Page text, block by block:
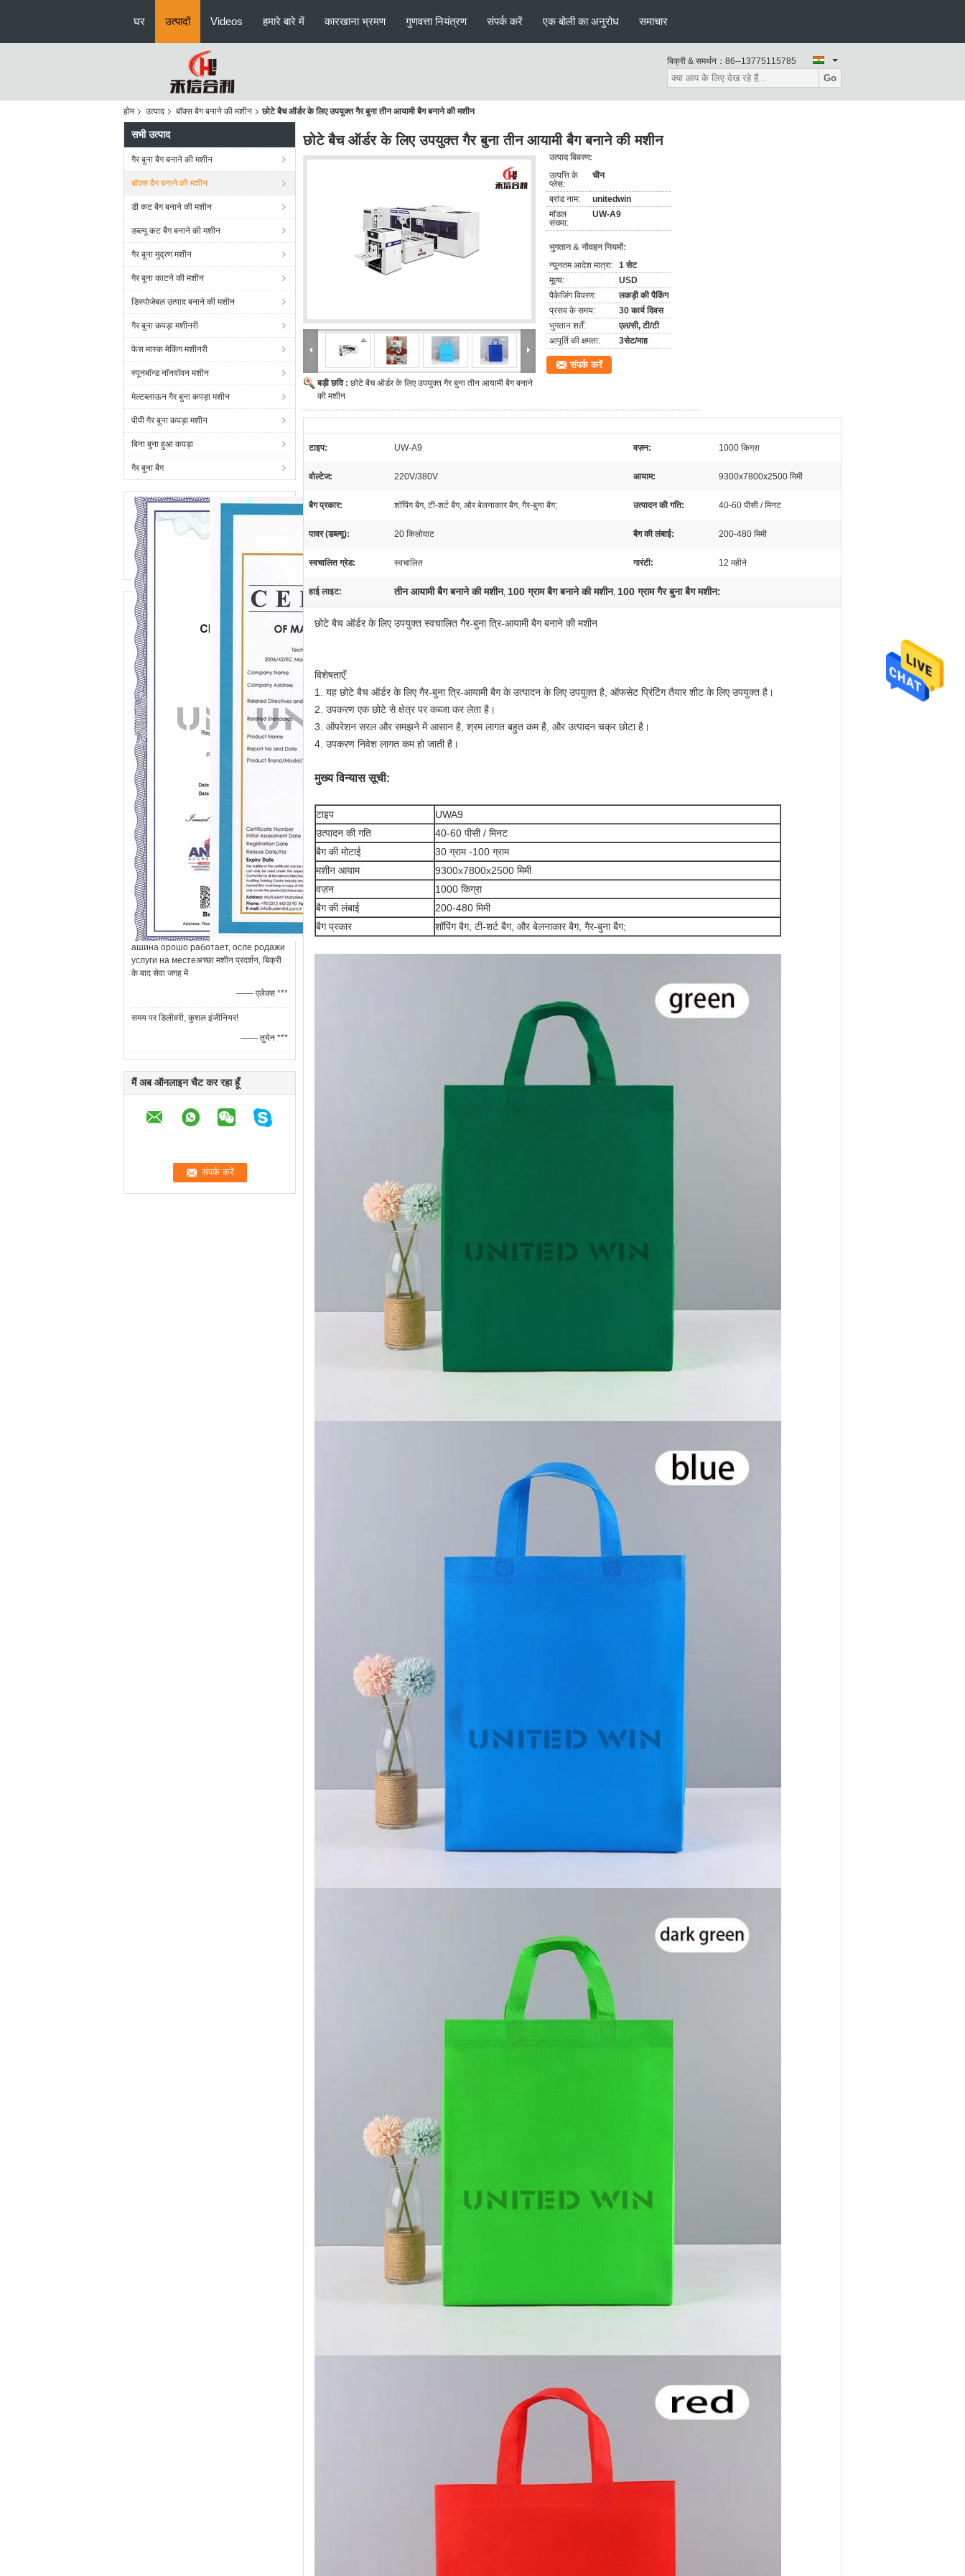
घर उत्पादों Videos हमारे बारे में कारखाना भ्रमण गुणवत्ता नियंत्रण संपर्क करें एक बोली का अनुरोध समाचार
बिक्री & समर्थन： 86--13775115785
Go
होम उत्पाद बॉक्स बैग बनाने की मशीन छोटे बैच ऑर्डर के लिए उपयुक्त गैर बुना तीन आयामी बैग बनाने की मशीन
सभी उत्पाद
गैर बुना बैग बनाने की मशीन
बॉक्स बैग बनाने की मशीन
डी कट बैग बनाने की मशीन
डब्ल्यू कट बैग बनाने की मशीन
गैर बुना मुद्रण मशीन
गैर बुना काटने की मशीन
डिस्पोजेबल उत्पाद बनाने की मशीन
गैर बुना कपड़ा मशीनरी
फेस मास्क मेकिंग मशीनरी
स्पूनबॉन्ड नॉनवॉवन मशीन
मेल्टब्लाऊन गैर बुना कपड़ा मशीन
पीपी गैर बुना कपड़ा मशीन
बिना बुना हुआ कपड़ा
गैर बुना बैग
ашина орошо работает, осле родажи
услуги на местеअच्छा मशीन प्रदर्शन, बिक्री
के बाद सेवा जगह में
—— एलेक्स ***
समय पर डिलीवरी, कुशल इंजीनियर!
—— तुयेन ***
मैं अब ऑनलाइन चैट कर रहा हूँ
छोटे बैच ऑर्डर के लिए उपयुक्त गैर बुना तीन आयामी बैग बनाने की मशीन
बड़ी छवि : छोटे बैच ऑर्डर के लिए उपयुक्त गैर बुना तीन आयामी बैग बनाने
की मशीन
उत्पाद विवरण:
उत्पत्ति के
प्लेस:
चीन
ब्रांड नाम:
unitedwin
मॉडल
संख्या:
UW-A9
भुगतान & नौवहन नियमों:
न्यूनतम आदेश मात्रा: 1 सेट
मूल्य:
USD
पैकेजिंग विवरण:
लकड़ी की पैकिंग
प्रसव के समय:
30 कार्य दिवस
भुगतान शर्तें:
एल/सी, टी/टी
आपूर्ति की क्षमता:
3सेट/माह
संपर्क करें
टाइप: UW-A9 वज़न: 1000 किग्रा
वोल्टेज: 220V/380V आयाम: 9300x7800x2500 मिमी
बैग प्रकार: शॉपिंग बैग, टी-शर्ट बैग, और बेलनाकार बैग, गैर-बुना बैग; उत्पादन की गति: 40-60 पीसी / मिनट
पावर (डब्ल्यू): 20 किलोवाट बैग की लंबाई: 200-480 मिमी
स्वचालित ग्रेड: स्वचालित गारंटी: 12 महीने
हाई लाइट: तीन आयामी बैग बनाने की मशीन, 100 ग्राम बैग बनाने की मशीन, 100 ग्राम गैर बुना बैग मशीन:
छोटे बैच ऑर्डर के लिए उपयुक्त स्वचालित गैर-बुना त्रि-आयामी बैग बनाने की मशीन
विशेषताएँ:
1. यह छोटे बैच ऑर्डर के लिए गैर-बुना त्रि-आयामी बैग के उत्पादन के लिए उपयुक्त है, ऑफसेट प्रिंटिंग तैयार शीट के लिए उपयुक्त है।
2. उपकरण एक छोटे से क्षेत्र पर कब्जा कर लेता है।
3. ऑपरेशन सरल और समझने में आसान है, श्रम लागत बहुत कम है, और उत्पादन चक्र छोटा है।
4. उपकरण निवेश लागत कम हो जाती है।
मुख्य विन्यास सूची:
टाइप
UWA9
उत्पादन की गति
40-60 पीसी / मिनट
बैग की मोटाई
30 ग्राम -100 ग्राम
मशीन आयाम
9300x7800x2500 मिमी
वज़न
1000 किग्रा
बैग की लंबाई
200-480 मिमी
बैग प्रकार
शॉपिंग बैग, टी-शर्ट बैग, और बेलनाकार बैग, गैर-बुना बैग;